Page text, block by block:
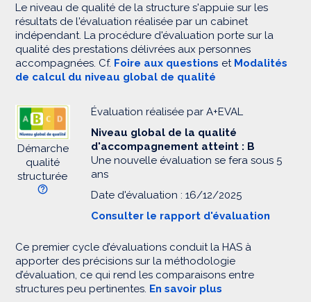
Le niveau de qualité de la structure s'appuie sur les
résultats de l'évaluation réalisée par un cabinet
indépendant. La procédure d'évaluation porte sur la
qualité des prestations délivrées aux personnes
accompagnées. Cf. Foire aux questions et Modalités
de calcul du niveau global de qualité
Démarche
qualité
structurée
Évaluation réalisée par A+EVAL
Niveau global de la qualité
d'accompagnement atteint : B
Une nouvelle évaluation se fera sous 5
ans
Date d'évaluation : 16/12/2025
Consulter le rapport d'évaluation
Ce premier cycle d’évaluations conduit la HAS à
apporter des précisions sur la méthodologie
d’évaluation, ce qui rend les comparaisons entre
structures peu pertinentes. En savoir plus